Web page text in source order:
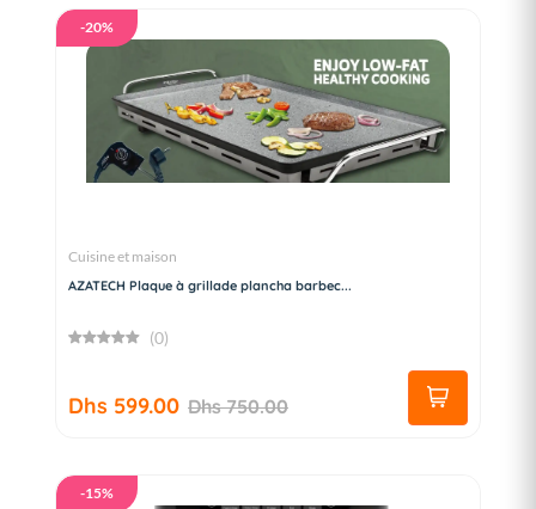
-20%
Cuisine et maison
AZATECH Plaque à grillade plancha barbec...
(0)
Dhs 599.00 Dhs 750.00
-15%